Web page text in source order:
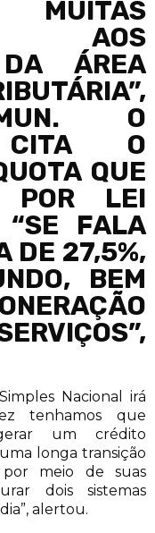
AOS
DA ÁREA
O
CITA O
QUE
POR LEI
“SE FALA
DE 27,5%,
BEM
Nacional irá
tenhamos que
um crédito
longa transição
meio de suas
dois sistemas
alertou.